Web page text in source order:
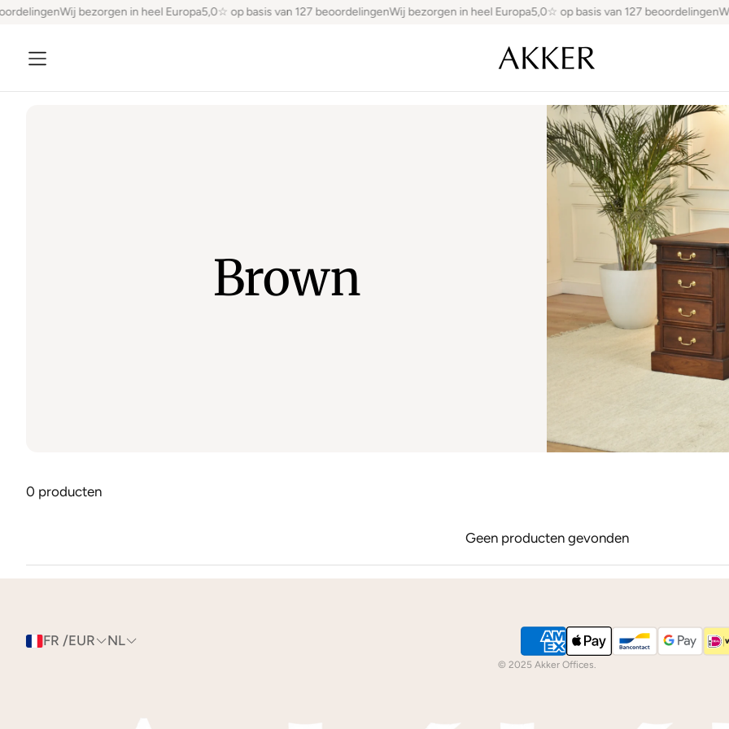
Wij bezorgen in heel Europa5,0☆ op basis van 127 beoordelingenWij bezorgen in heel Europa5,0☆ op basis van 127 beoordelingenWij
Brown
0 producten
Geen producten gevonden
FR /EUR NL
© 2025 Akker Offices.